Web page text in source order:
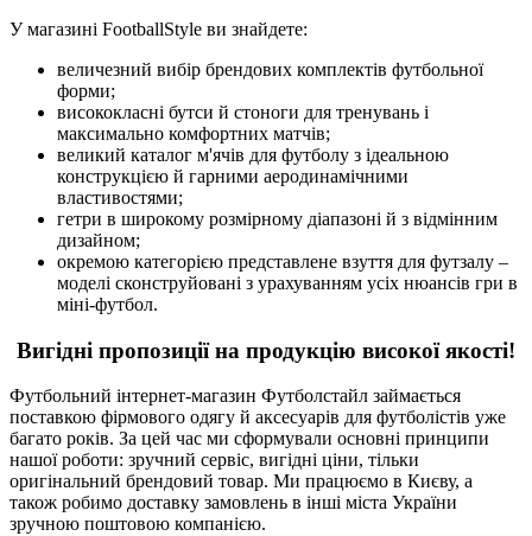
У магазині FootballStyle ви знайдете:
величезний вибір брендових комплектів футбольної
форми;
висококласні бутси й стоноги для тренувань і
максимально комфортних матчів;
великий каталог м'ячів для футболу з ідеальною
конструкцією й гарними аеродинамічними
властивостями;
гетри в широкому розмірному діапазоні й з відмінним
дизайном;
окремою категорією представлене взуття для футзалу –
моделі сконструйовані з урахуванням усіх нюансів гри в
міні-футбол.
Вигідні пропозиції на продукцію високої якості!
Футбольний інтернет-магазин Футболстайл займається
поставкою фірмового одягу й аксесуарів для футболістів уже
багато років. За цей час ми сформували основні принципи
нашої роботи: зручний сервіс, вигідні ціни, тільки
оригінальний брендовий товар. Ми працюємо в Києву, а
також робимо доставку замовлень в інші міста України
зручною поштовою компанією.